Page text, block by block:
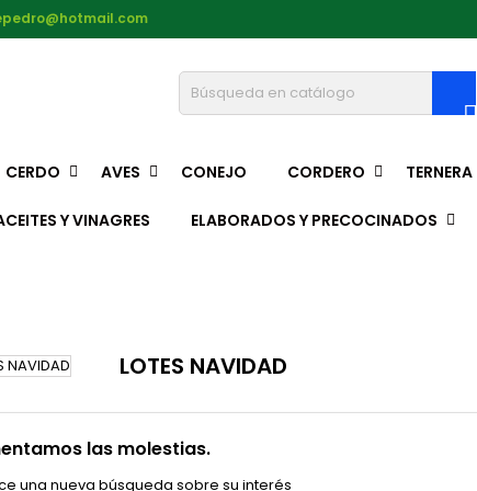

CERDO AVES CONEJO CORDERO TERNERA
Y VINAGRES ELABORADOS Y PRECOCINADOS
LOTES NAVIDAD
las molestias.
una nueva búsqueda sobre su interés